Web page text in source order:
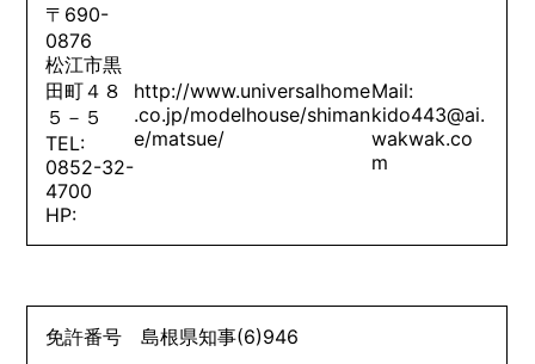
〒690-
0876
松江市黒
田町４８
５－５
TEL:
0852-32-
4700
HP:
http://www.universalhome
.co.jp/modelhouse/shiman
e/matsue/
Mail:
kido443@ai.
wakwak.co
m
免許番号島根県知事(6)946